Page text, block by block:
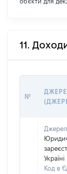
11.
№
Україні
Код в